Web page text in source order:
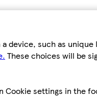
such as
These choices will be
Cookie settings in the